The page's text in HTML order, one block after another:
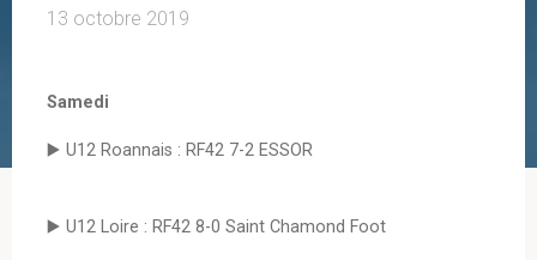
13 octobre 2019
Samedi
▶️ U12 Roannais : RF42 7-2 ESSOR
▶️ U12 Loire : RF42 8-0 Saint Chamond Foot